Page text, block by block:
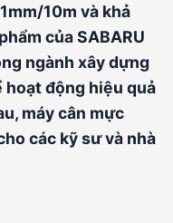
10m và khả
của SABARU
ngành xây dựng
động hiệu quả
máy cân mực
các kỹ sư và nhà